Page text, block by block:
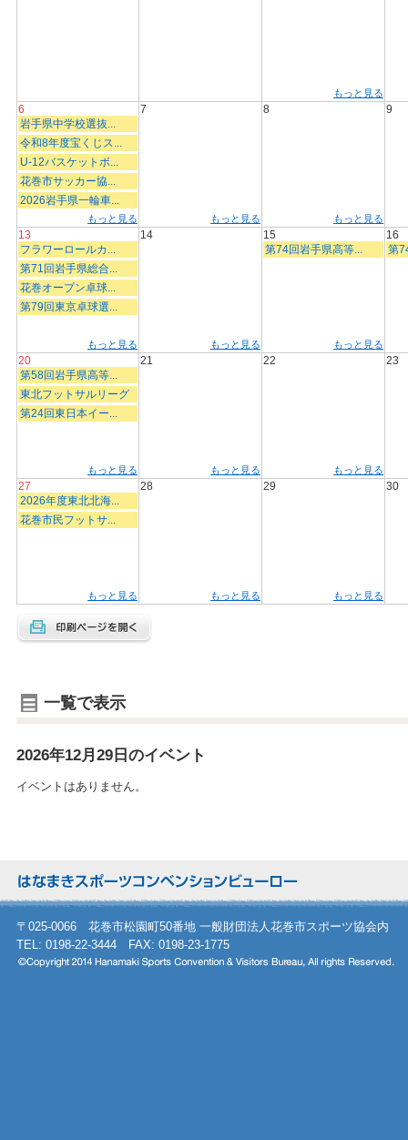
もっと見る
6
岩手県中学校選抜...
令和8年度宝くじス...
U-12バスケットボ...
花巻市サッカー協...
2026岩手県一輪車...
もっと見る
7
もっと見る
8
もっと見る
9
13
フラワーロールカ...
第71回岩手県総合...
花巻オープン卓球...
第79回東京卓球選...
もっと見る
14
もっと見る
15
第74回岩手県高等...
もっと見る
16
第
20
第58回岩手県高等...
東北フットサルリーグ
第24回東日本イー...
もっと見る
21
もっと見る
22
もっと見る
23
27
2026年度東北北海...
花巻市民フットサ...
もっと見る
28
もっと見る
29
もっと見る
30
一覧で表示
2026年12月29日のイベント
イベントはありません。
〒025-0066 花巻市松園町50番地 一般財団法人花巻市スポーツ協会内
TEL: 0198-22-3444 FAX: 0198-23-1775